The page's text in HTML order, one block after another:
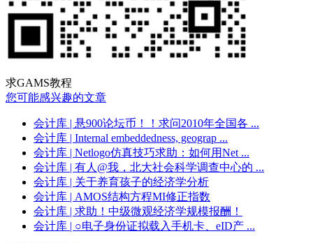
求GAMS教程
您可能感兴趣的文章
会计库 | 悬900论坛币！！求问2010年全国各 ...
会计库 | Internal embeddedness, geograp ...
会计库 | Netlogo仿真技巧求助：如何用Net ...
会计库 | 有人@我，北大社会科学调查中心的 ...
会计库 | 关于养育孩子的经济学分析
会计库 | AMOS结构方程MI修正指数
会计库 | 求助！中级微观经济学规模报酬！
会计库 | ○电子身份证拟载入手机卡、eID产 ...